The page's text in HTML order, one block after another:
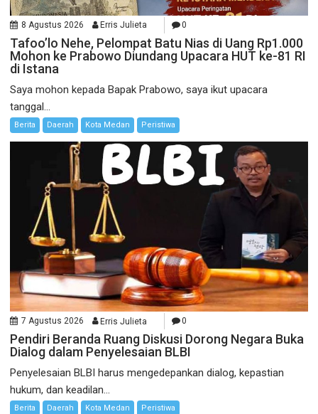
8 Agustus 2026 Erris Julieta 0
Tafoo’lo Nehe, Pelompat Batu Nias di Uang Rp1.000
Mohon ke Prabowo Diundang Upacara HUT ke-81 RI
di Istana
Saya mohon kepada Bapak Prabowo, saya ikut upacara
tanggal...
Berita Daerah Kota Medan Peristiwa
7 Agustus 2026 Erris Julieta 0
Pendiri Beranda Ruang Diskusi Dorong Negara Buka
Dialog dalam Penyelesaian BLBI
Penyelesaian BLBI harus mengedepankan dialog, kepastian
hukum, dan keadilan...
Berita Daerah Kota Medan Peristiwa